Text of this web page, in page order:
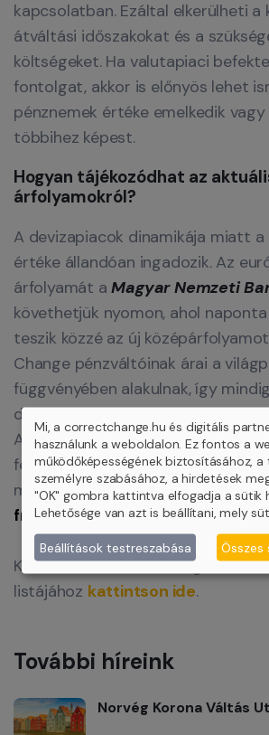
kapcsolatban. Ezáltal elkerülheti a
átváltási időszakokat és a
költségeket. Ha valutapiaci
fontolgat, akkor is előnyös lehet
pénznemek értéke emelkedik
többihez képest.
Hogyan tájékozódhat az
árfolyamokról?
A devizapiacok dinamikája miatt
értéke állandóan ingadozik. Az
árfolyamát aMagyar Nemzeti
követhetjük nyomon, ahol
teszik közzé az új
Change pénzváltóinak árai a
függvényében alakulnak, így
devizaárfolyamokat tükrözik.
Az euró (és más valuták) legújabb
fényújságjainkon és
megtalálhatja, aholminden nap
frissülő árfolyamokkal várjuk.
Keresse váltóinkat országszerte.
listájához kattintson ide.
További híreink
Norvég Korona Váltás
Mi, a correctchange.hu és digitális
használunk a weboldalon. Ez fontos a
működőképességének biztosításához,
személyre szabásához, a hirdetések
"OK" gombra kattintva elfogadja a sütik
Lehetősége van azt is beállítani, mely
Beállítások testreszabása Összes